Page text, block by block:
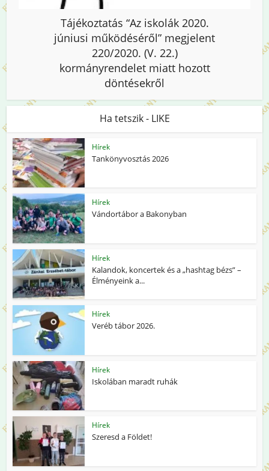
Tájékoztatás “Az iskolák 2020.
júniusi működéséről” megjelent
220/2020. (V. 22.)
kormányrendelet miatt hozott
döntésekről
Ha tetszik - LIKE
Hírek
Tankönyvosztás 2026
Hírek
Vándortábor a Bakonyban
Hírek
Kalandok, koncertek és a „hashtag bézs” –
Élményeink a...
Hírek
Veréb tábor 2026.
Hírek
Iskolában maradt ruhák
Hírek
Szeresd a Földet!